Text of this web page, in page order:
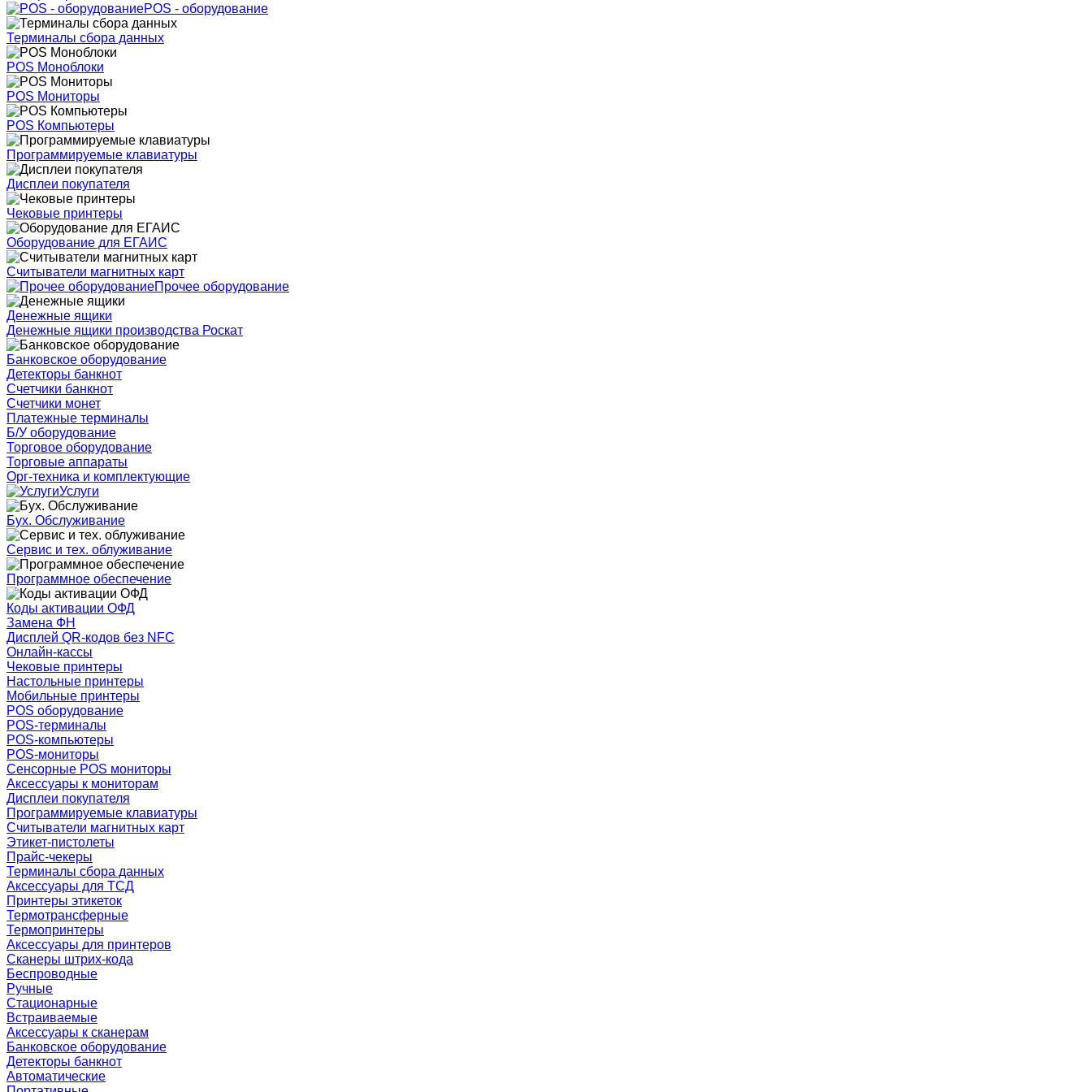
POS - оборудование
Терминалы сбора данных
POS Моноблоки
POS Мониторы
POS Компьютеры
Программируемые клавиатуры
Дисплеи покупателя
Чековые принтеры
Оборудование для ЕГАИС
Считыватели магнитных карт
Прочее оборудование
Денежные ящики
Денежные ящики производства Роскат
Банковское оборудование
Детекторы банкнот
Счетчики банкнот
Счетчики монет
Платежные терминалы
Б/У оборудование
Торговое оборудование
Торговые аппараты
Орг-техника и комплектующие
Услуги
Бух. Обслуживание
Сервис и тех. облуживание
Программное обеспечение
Коды активации ОФД
Замена ФН
Дисплей QR-кодов без NFC
Онлайн-кассы
Чековые принтеры
Настольные принтеры
Мобильные принтеры
POS оборудование
POS-терминалы
POS-компьютеры
POS-мониторы
Сенсорные POS мониторы
Аксессуары к мониторам
Дисплеи покупателя
Программируемые клавиатуры
Считыватели магнитных карт
Этикет-пистолеты
Прайс-чекеры
Терминалы сбора данных
Аксессуары для ТСД
Принтеры этикеток
Термотрансферные
Термопринтеры
Аксессуары для принтеров
Сканеры штрих-кода
Беспроводные
Ручные
Стационарные
Встраиваемые
Аксессуары к сканерам
Банковское оборудование
Детекторы банкнот
Автоматические